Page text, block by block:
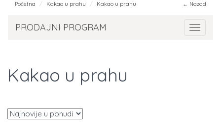
Početna Kakao u prahu Kakao u prahu ← Nazad
Toggle
PRODAJNI PROGRAM
Kakao u prahu